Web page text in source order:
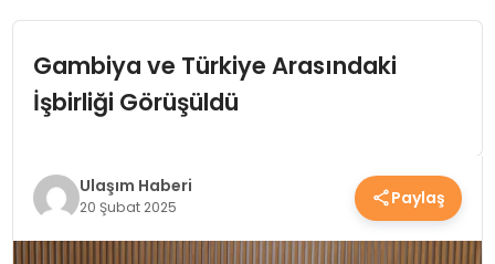
DÜNYA
EKONOMI
SPOR
TEKNOLOJI
Gambiya ve Türkiye Arasındaki
İşbirliği Görüşüldü
Ulaşım Haberi
20 Şubat 2025 Paylaş